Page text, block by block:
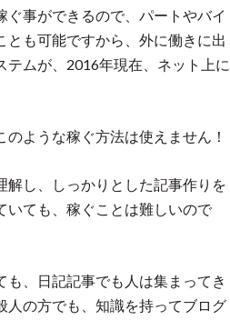
事ができるので、パートやバイ
とも可能ですから、外に働きに出
ムが、2016年現在、ネット上に
ような稼ぐ方法は使えません！
解し、しっかりとした記事作りを
いても、稼ぐことは難しいので
、日記記事でも人は集まってき
人の方でも、知識を持ってブログ